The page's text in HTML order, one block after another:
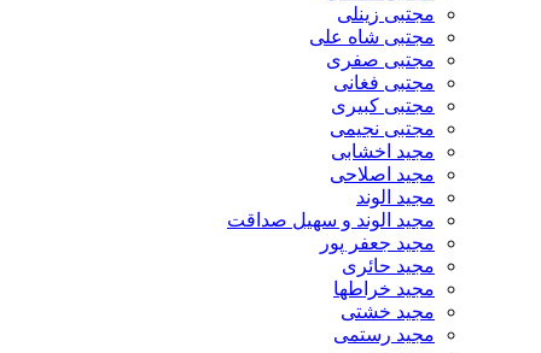
مجتبی زینلی
مجتبی شاه علی
مجتبی صفری
مجتبی فغانی
مجتبی کبیری
مجتبی نجیمی
مجید اخشابی
مجید اصلاحی
مجید الوند‎
مجید الوند و سهیل صداقت
مجید جعفر پور
مجید حائری
مجید خراطها
مجید خشتی
مجید رستمی